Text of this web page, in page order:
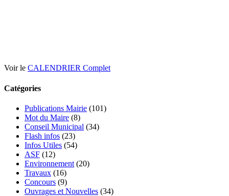
Voir le CALENDRIER Complet
Catégories
Publications Mairie (101)
Mot du Maire (8)
Conseil Municipal (34)
Flash infos (23)
Infos Utiles (54)
ASF (12)
Environnement (20)
Travaux (16)
Concours (9)
Ouvrages et Nouvelles (34)